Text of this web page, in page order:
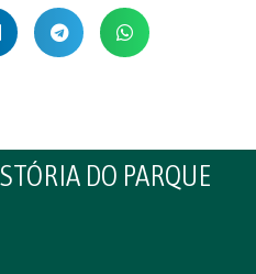
DO PARQUE